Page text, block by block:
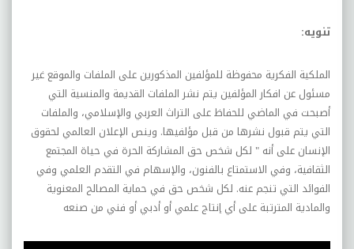
تنويه:
الملكية الفكرية محفوظة للمؤلفين المذكورين على الملفات والموقع غير
مسئول عن افكار المؤلفين يتم نشر الملفات القديمة والمنسية التي
أصبحت في الماضي للحفاظ على التراث العربي والإسلامي، والملفات
التي يتم قبول نشرها من قبل مؤلفيها. وينص الإعلان العالمي لحقوق
الإنسان على أنه " لكل شخص حق المشاركة الحرة في حياة المجتمع
الثقافية، وفي الاستمتاع بالفنون، والإسهام في التقدم العلمي وفي
الفوائد التي تنجم عنه. لكل شخص حق في حماية المصالح المعنوية
والمادية المترتبة على أي إنتاج علمي أو أدبي أو فني من صنعه